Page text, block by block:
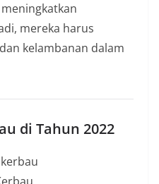
mereka harus
kelambanan dalam
di Tahun 2022